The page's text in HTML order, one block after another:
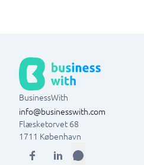
BusinessWith
info@businesswith.com
Flæsketorvet 68
1711 København